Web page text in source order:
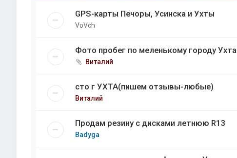
GPS-карты Печоры, Усинска и Ухты
VoVch
Фото пробег по меленькому городу Ухта
Виталий
сто г УХТА(пишем отзывы-любые)
Виталий
Продам резину с дисками летнюю R13
Badyga